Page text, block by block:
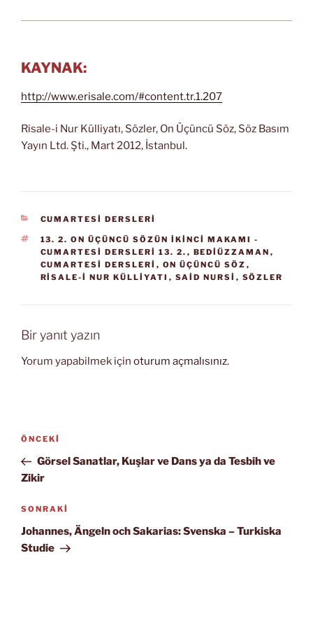
KAYNAK:
http://www.erisale.com/#content.tr.1.207
Risale-i Nur Külliyatı, Sözler, On Üçüncü Söz, Söz Basım
Yayın Ltd. Şti., Mart 2012, İstanbul.
KATEGORILER
CUMARTESİ DERSLERİ
ETIKETLER
13. 2. ON ÜÇÜNCÜ SÖZÜN İKINCI MAKAMI -
CUMARTESI DERSLERI 13. 2. , BEDIÜZZAMAN ,
CUMARTESI DERSLERI , ON ÜÇÜNCÜ SÖZ ,
RISALE-I NUR KÜLLIYATI , SAID NURSI , SÖZLER
Bir yanıt yazın
Yorum yapabilmek için oturum açmalısınız.
Yazı
Önceki
Yazı
ÖNCEKI
Görsel Sanatlar, Kuşlar ve Dans ya da Tesbih ve
Zikir
Sonraki
Yazı
SONRAKI
Johannes, Ängeln och Sakarias: Svenska – Turkiska
Studie